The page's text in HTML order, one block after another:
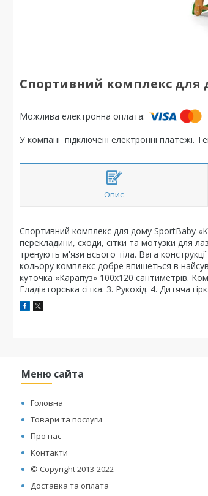
Спортивний комплекс для
У компанії підключені електронні
Опис
Спортивний комплекс для дому SportBaby
перекладини, сходи, сітки та мотузки для
тренують м'язи всього тіла. Вага
кольору комплекс добре впишеться в
куточка «Карапуз» 100x120 сантиметрів.
Гладіаторська сітка. 3. Рукохід. 4. Дитяча
Меню сайта
Головна
Товари та послуги
Про нас
Контакти
© Copyright 2013-2022
Доставка та оплата